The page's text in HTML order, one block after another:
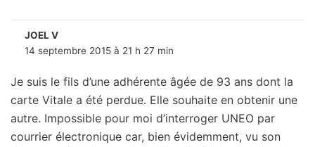
JOEL V
14 septembre 2015 à 21 h 27 min
Je suis le fils d’une adhérente âgée de 93 ans dont la
carte Vitale a été perdue. Elle souhaite en obtenir une
autre. Impossible pour moi d’interroger UNEO par
courrier électronique car, bien évidemment, vu son